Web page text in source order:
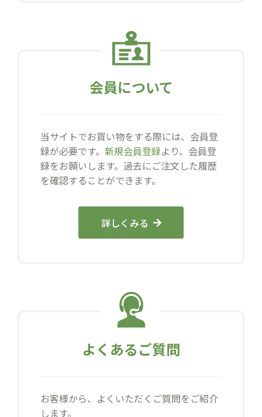
会員について
当サイトでお買い物をする際には、会員登
録が必要です。 新規会員登録より、会員登
録をお願いします。過去にご注文した履歴
を確認することができます。
詳しくみる
よくあるご質問
お客様から、よくいただくご質問をご紹介
します。